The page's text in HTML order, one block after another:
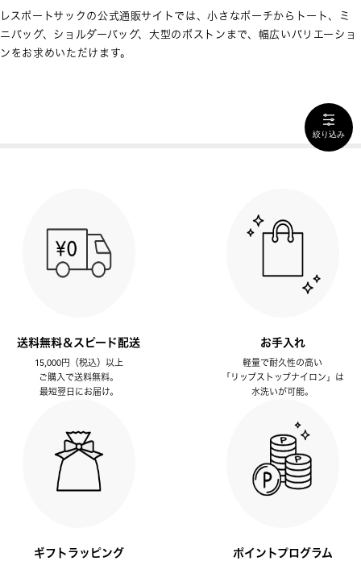
レスポートサックの公式通販サイトでは、小さなポーチからトート、ミ
ニバッグ、ショルダーバッグ、大型のボストンまで、幅広いバリエーショ
ンをお求めいただけます。
絞り込み
送料無料＆スピード配送
15,000円（税込）以上
ご購入で送料無料。
最短翌日にお届け。
お手入れ
軽量で耐久性の高い
「リップストップナイロン」は
水洗いが可能。
ギフトラッピング ポイントプログラム